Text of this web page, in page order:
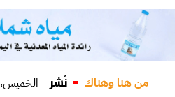
من هنا وهناك نُشر الخميس، 12 كانون1/ديسمبر 2024